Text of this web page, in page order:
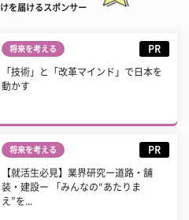
を届けるスポンサー
将来を考える PR
「技術」と「改革マインド」で日本を
動かす
将来を考える PR
【就活生必見】業界研究ー道路・舗
装・建設ー 「みんなの“あたりま
え”を...